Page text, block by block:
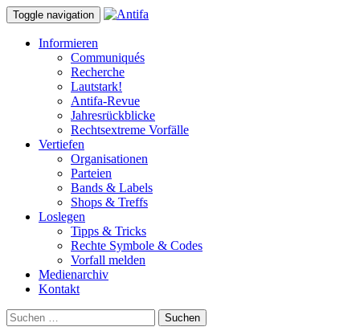
Toggle navigation
Informieren
Communiqués
Recherche
Lautstark!
Antifa-Revue
Jahresrückblicke
Rechtsextreme Vorfälle
Vertiefen
Organisationen
Parteien
Bands & Labels
Shops & Treffs
Loslegen
Tipps & Tricks
Rechte Symbole & Codes
Vorfall melden
Medienarchiv
Kontakt
Suchen